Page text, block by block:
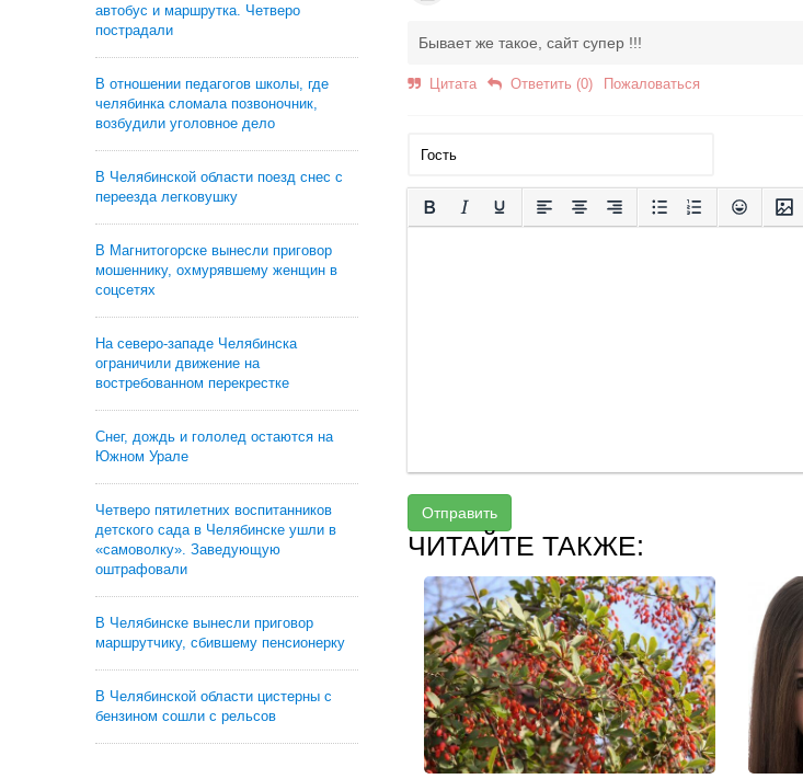
автобус и маршрутка. Четверо
пострадали
В отношении педагогов школы, где
челябинка сломала позвоночник,
возбудили уголовное дело
В Челябинской области поезд снес с
переезда легковушку
В Магнитогорске вынесли приговор
мошеннику, охмурявшему женщин в
соцсетях
На северо-западе Челябинска
ограничили движение на
востребованном перекрестке
Снег, дождь и гололед остаются на
Южном Урале
Четверо пятилетних воспитанников
детского сада в Челябинске ушли в
«самоволку». Заведующую
оштрафовали
В Челябинске вынесли приговор
маршрутчику, сбившему пенсионерку
В Челябинской области цистерны с
бензином сошли с рельсов
Бывает же такое, сайт супер !!!
Цитата Ответить (0) Пожаловаться
Отправить
ЧИТАЙТЕ ТАКЖЕ: